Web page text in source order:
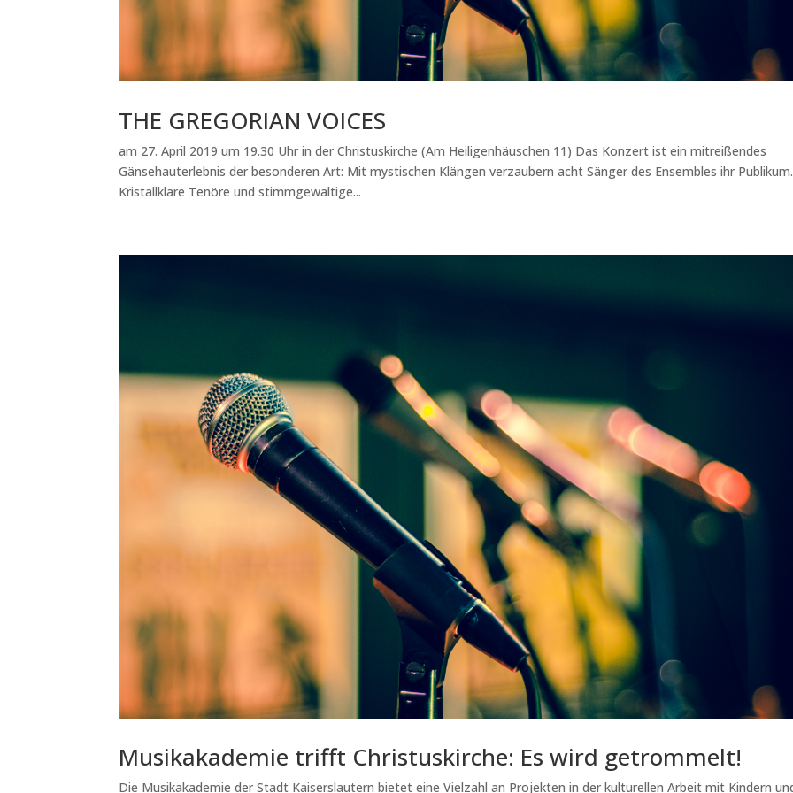
THE GREGORIAN VOICES
am 27. April 2019 um 19.30 Uhr in der Christuskirche (Am Heiligenhäuschen 11) Das Konzert ist ein mitreißendes
Gänsehauterlebnis der besonderen Art: Mit mystischen Klängen verzaubern acht Sänger des Ensembles ihr Publikum.
Kristallklare Tenöre und stimmgewaltige...
Musikakademie trifft Christuskirche: Es wird getrommelt!
Die Musikakademie der Stadt Kaiserslautern bietet eine Vielzahl an Projekten in der kulturellen Arbeit mit Kindern